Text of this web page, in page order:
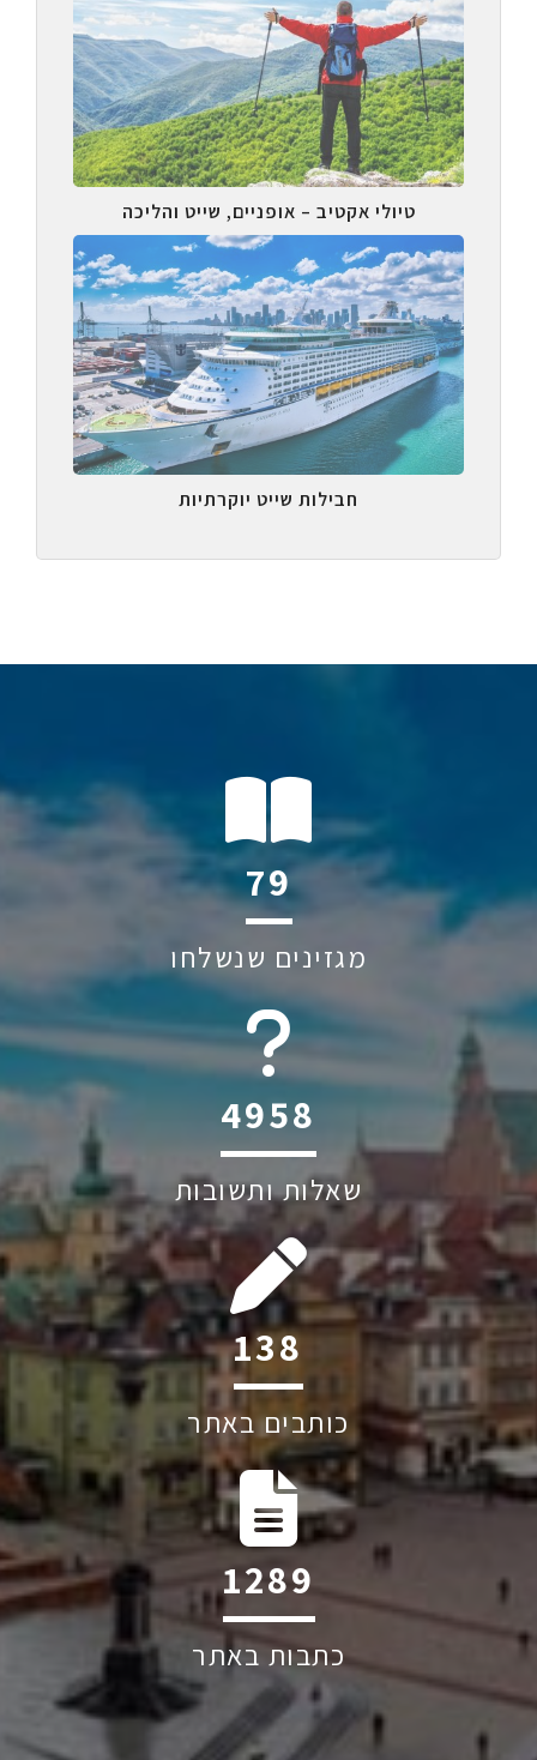
טיולי אקטיב – אופניים, שייט והליכה
חבילות שייט יוקרתיות
115
מגזינים שנשלחו
6045
שאלות ותשובות
201
כותבים באתר
1874
כתבות באתר